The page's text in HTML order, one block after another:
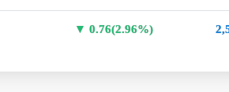
0.76(2.96%)